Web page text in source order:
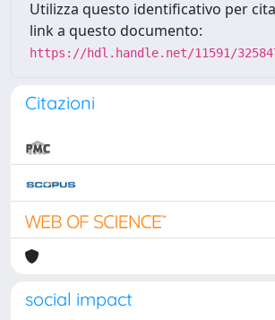
Utilizza questo identificativo per
link a questo documento:
https://hdl.handle.net/11591/
Citazioni
social impact